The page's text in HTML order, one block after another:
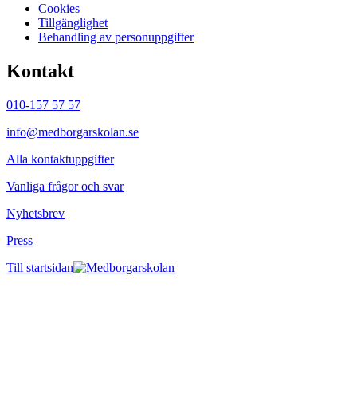
Cookies
Tillgänglighet
Behandling av personuppgifter
Kontakt
010-157 57 57
info@medborgarskolan.se
Alla kontaktuppgifter
Vanliga frågor och svar
Nyhetsbrev
Press
Till startsidan